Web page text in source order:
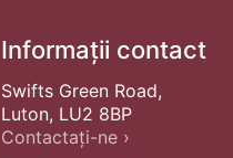
Informații contact
Swifts Green Road,
Luton, LU2 8BP
Contactați-ne ›